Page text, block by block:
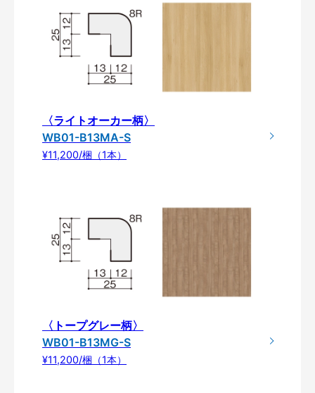
〈ライトオーカー柄〉
WB01-B13MA-S
¥11,200/梱（1本）
〈トープグレー柄〉
WB01-B13MG-S
¥11,200/梱（1本）